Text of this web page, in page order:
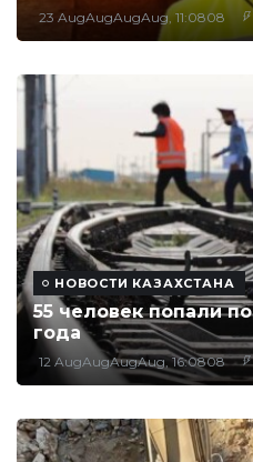
23 AugAugAugAug, 11:0808
НОВОСТИ КАЗАХСТАНА
55 человек попали
года
12 AugAugAugAug, 16:0808